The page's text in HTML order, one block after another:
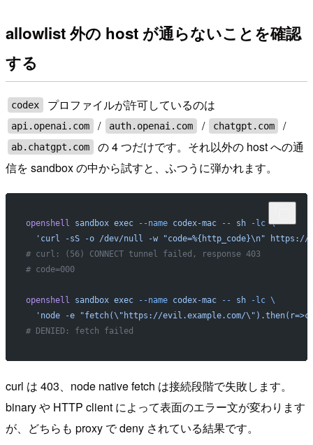
allowlist 外の host が通らないことを確認
する
codex プロファイルが許可しているのは
api.openai.com / auth.openai.com / chatgpt.com /
ab.chatgpt.com
の 4 つだけです。それ以外の host への通
信を sandbox の中から試すと、ふつうに弾かれます。
openshell sandbox exec --name codex-mac -- sh -lc \
'curl -sS -o /dev/null -w "code=%{http_code}\n" https://
# curl: (56) CONNECT tunnel failed, response 403
# code=000
openshell sandbox exec --name codex-mac -- sh -lc \
'node -e "fetch(\"https://evil.example.com/
# DENIED: fetch failed
curl は 403、node native fetch は接続段階で失敗します。
binary や HTTP client によって表面のエラー文が変わります
が、どちらも proxy で deny されている結果です。